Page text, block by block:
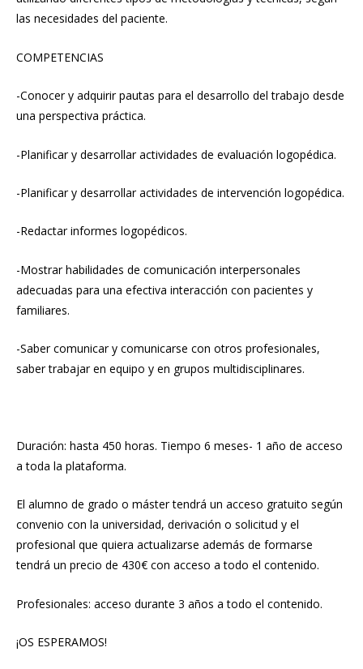
las necesidades del paciente.
COMPETENCIAS
-Conocer y adquirir pautas para el desarrollo del trabajo desde
una perspectiva práctica.
-Planificar y desarrollar actividades de evaluación logopédica.
-Planificar y desarrollar actividades de intervención logopédica.
-Redactar informes logopédicos.
-Mostrar habilidades de comunicación interpersonales
adecuadas para una efectiva interacción con pacientes y
familiares.
-Saber comunicar y comunicarse con otros profesionales,
saber trabajar en equipo y en grupos multidisciplinares.
Duración: hasta 450 horas. Tiempo 6 meses- 1 año de acceso
a toda la plataforma.
El alumno de grado o máster tendrá un acceso gratuito según
convenio con la universidad, derivación o solicitud y el
profesional que quiera actualizarse además de formarse
tendrá un precio de 430€ con acceso a todo el contenido.
Profesionales: acceso durante 3 años a todo el contenido.
¡OS ESPERAMOS!